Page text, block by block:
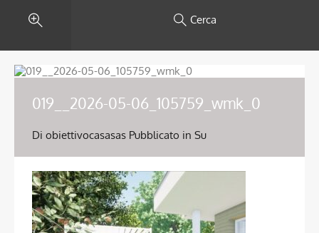
Cerca
019__2026-05-06_105759_wmk_0
Di obiettivocasasas Pubblicato in Su